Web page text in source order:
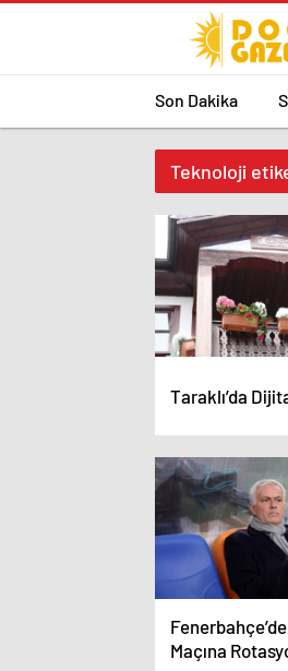
Son Dakika
Teknoloji
Taraklı’da
Maçına